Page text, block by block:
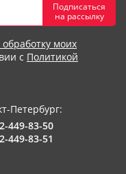
Подписаться
на рассылку
обработку моих
с Политикой
Петербург:
449-83-50
449-83-51